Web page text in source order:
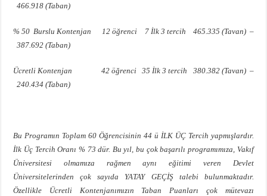
466.918 (Taban)
% 50 Burslu Kontenjan 12 öğrenci 7 İlk 3 tercih 465.335 (Tavan) –
387.692 (Taban)
Ücretli Kontenjan 42 öğrenci 35 İlk 3 tercih 380.382 (Tavan) –
240.434 (Taban)
Bu Programın Toplam 60 Öğrencisinin 44 ü İLK ÜÇ Tercih yapmışlardır.
İlk Üç Tercih Oranı % 73 dür. Bu yıl, bu çok başarılı programımıza, Vakıf
Üniversitesi olmamıza rağmen aynı eğitimi veren Devlet
Üniversitelerinden çok sayıda YATAY GEÇİŞ talebi bulunmaktadır.
Özellikle Ücretli Kontenjanımızın Taban Puanları çok mütevazı